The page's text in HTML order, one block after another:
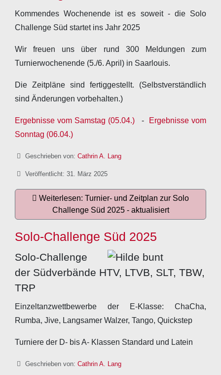
Kommendes Wochenende ist es soweit - die Solo
Challenge Süd startet ins Jahr 2025
Wir freuen uns über rund 300 Meldungen zum
Turnierwochenende (5./6. April) in Saarlouis.
Die Zeitpläne sind fertiggestellt. (Selbstverständlich
sind Änderungen vorbehalten.)
Ergebnisse vom Samstag (05.04.)-
Ergebnisse vom
Sonntag (06.04.)
DetailsGeschrieben von: Cathrin A. Lang
Veröffentlicht: 31. März 2025
Weiterlesen: Turnier- und Zeitplan zur Solo
Challenge Süd 2025 - aktualisiert
Solo-Challenge Süd 2025
Solo-Challenge
der Südverbände HTV, LTVB, SLT, TBW,
TRP
Einzeltanzwettbewerbe der E-Klasse: ChaCha,
Rumba, Jive, Langsamer Walzer, Tango, Quickstep
Turniere der D- bis A- Klassen Standard und Latein
DetailsGeschrieben von: Cathrin A. Lang